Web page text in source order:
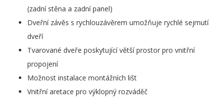
(zadní stěna a zadní panel)
Dveřní závěs s rychlouzávěrem umožňuje rychlé sejmutí
dveří
Tvarované dveře poskytující větší prostor pro vnitřní
propojení
Možnost instalace montážních lišt
Vnitřní aretace pro výklopný rozváděč